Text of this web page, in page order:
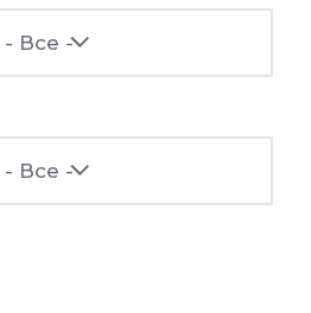
- Все -
- Все -